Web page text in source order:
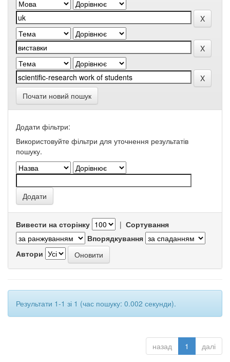
Почати новий пошук
Додати фільтри:
Використовуйте фільтри для уточнення результатів
пошуку.
Вивести на сторінку | Сортування
Впорядкування
Автори
Результати 1-1 зі 1 (час пошуку: 0.002 секунди).
назад 1 далі